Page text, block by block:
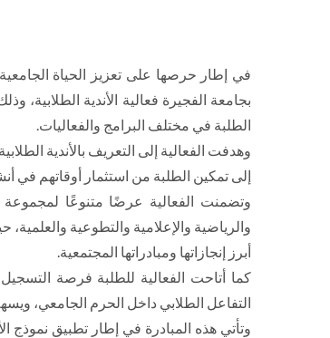
في إطار حرصها على تعزيز الحياة
الطلبة في مختلف البرامج والفعاليات.
وهدفت الفعالية إلى التعريف بالأندية
إلى تمكين الطلبة من استثمار أوقاتهم في
وتضمنت الفعالية عرضًا متنوعًا لمجموعة
والرياضية والإعلامية والتطوعية
أبرز إنجازاتها ومبادراتها المجتمعية.
كما أتاحت الفعالية للطلبة فرصة
التفاعل الطلابي داخل الحرم الجامعي،
وتأتي هذه المبادرة في إطار تطبيق نموذج